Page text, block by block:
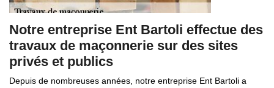
Notre entreprise Ent Bartoli effectue des
travaux de maçonnerie sur des sites
privés et publics
Depuis de nombreuses années, notre entreprise Ent Bartoli a